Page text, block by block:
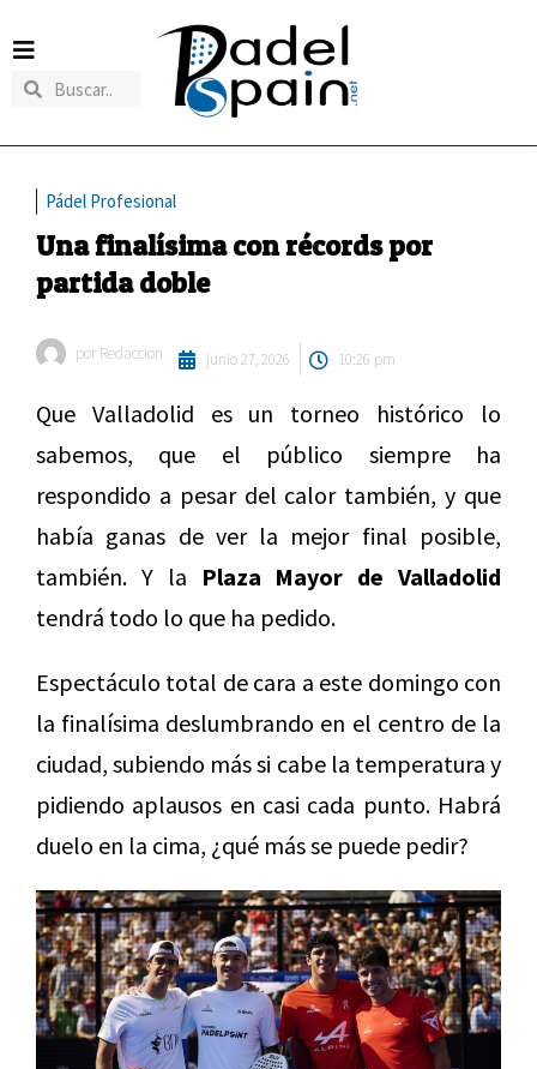
Pádel Profesional
Una finalísima con récords por
partida doble
por Redaccion junio 27, 2026 10:26 pm
Que Valladolid es un torneo histórico lo
sabemos, que el público siempre ha
respondido a pesar del calor también, y que
había ganas de ver la mejor final posible,
también. Y la Plaza Mayor de Valladolid
tendrá todo lo que ha pedido.
Espectáculo total de cara a este domingo con
la finalísima deslumbrando en el centro de la
ciudad, subiendo más si cabe la temperatura y
pidiendo aplausos en casi cada punto. Habrá
duelo en la cima, ¿qué más se puede pedir?